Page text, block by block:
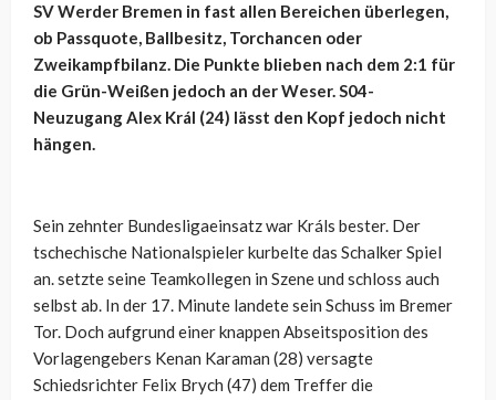
SV Werder Bremen in fast allen Bereichen überlegen,
ob Passquote, Ballbesitz, Torchancen oder
Zweikampfbilanz. Die Punkte blieben nach dem 2:1 für
die Grün-Weißen jedoch an der Weser. S04-
Neuzugang Alex Král (24) lässt den Kopf jedoch nicht
hängen.
Sein zehnter Bundesligaeinsatz war Králs bester. Der
tschechische Nationalspieler kurbelte das Schalker Spiel
an. setzte seine Teamkollegen in Szene und schloss auch
selbst ab. In der 17. Minute landete sein Schuss im Bremer
Tor. Doch aufgrund einer knappen Abseitsposition des
Vorlagengebers Kenan Karaman (28) versagte
Schiedsrichter Felix Brych (47) dem Treffer die